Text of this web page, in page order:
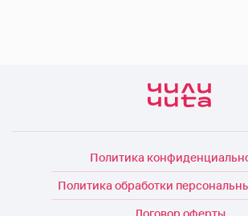
Политика
Политика обработки
Договор оферты